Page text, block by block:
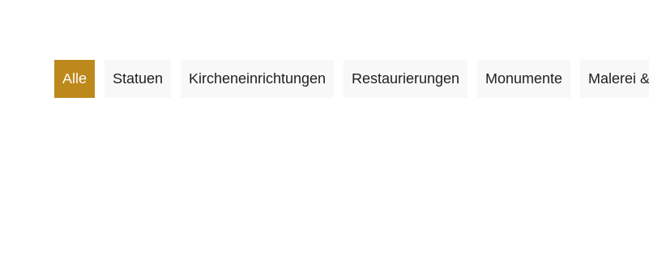
Alle Statuen Kircheneinrichtungen Restaurierungen Monumente Malerei